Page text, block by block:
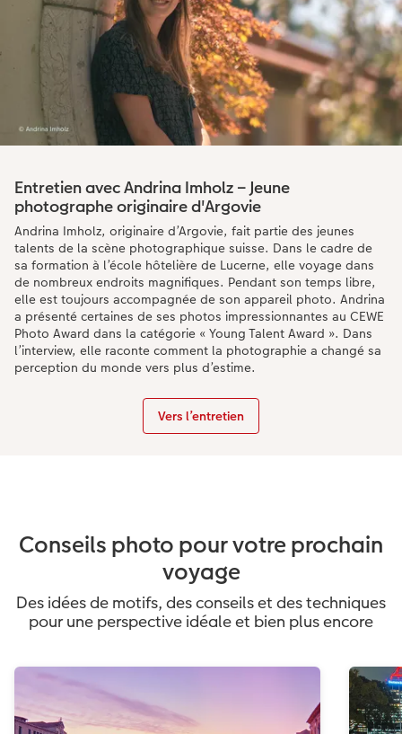
Entretien avec Andrina Imholz – Jeune
photographe originaire d'Argovie
Andrina Imholz, originaire d’Argovie, fait partie des jeunes
talents de la scène photographique suisse. Dans le cadre de
sa formation à l’école hôtelière de Lucerne, elle voyage dans
de nombreux endroits magnifiques. Pendant son temps libre,
elle est toujours accompagnée de son appareil photo. Andrina
a présenté certaines de ses photos impressionnantes au CEWE
Photo Award dans la catégorie « Young Talent Award ». Dans
l’interview, elle raconte comment la photographie a changé sa
perception du monde vers plus d’estime.
Vers l’entretien
Conseils photo pour votre prochain
voyage
Des idées de motifs, des conseils et des techniques
pour une perspective idéale et bien plus encore